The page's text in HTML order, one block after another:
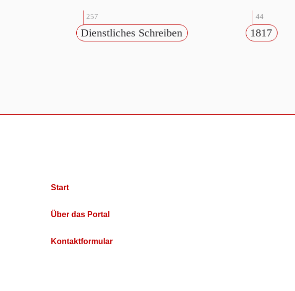
257
Dienstliches Schreiben
44
1817
Start
Über das Portal
Kontaktformular